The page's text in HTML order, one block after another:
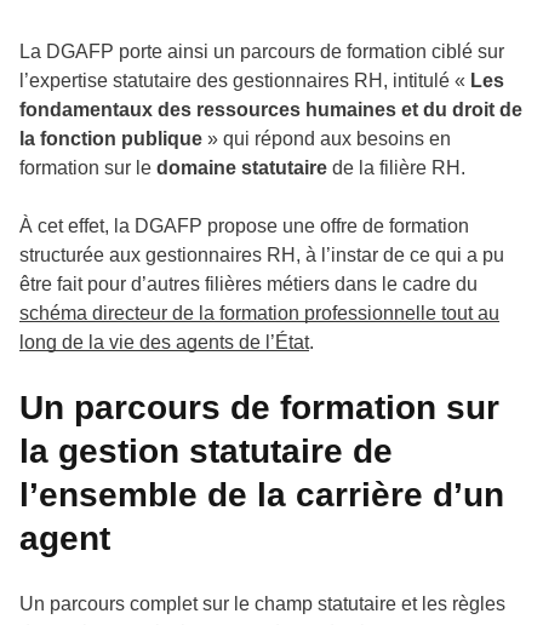
La DGAFP porte ainsi un parcours de formation ciblé sur
l’expertise statutaire des gestionnaires RH, intitulé « Les
fondamentaux des ressources humaines et du droit de
la fonction publique » qui répond aux besoins en
formation sur le domaine statutaire de la filière RH.
À cet effet, la DGAFP propose une offre de formation
structurée aux gestionnaires RH, à l’instar de ce qui a pu
être fait pour d’autres filières métiers dans le cadre du
schéma directeur de la formation professionnelle tout au
long de la vie des agents de l’État.
Un parcours de formation sur
la gestion statutaire de
l’ensemble de la carrière d’un
agent
Un parcours complet sur le champ statutaire et les règles